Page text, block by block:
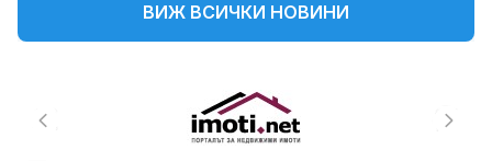
ВИЖ ВСИЧКИ НОВИНИ